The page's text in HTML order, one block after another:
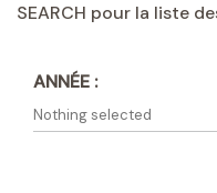
SEARCH pour la liste
ANNÉE :
Nothing selected